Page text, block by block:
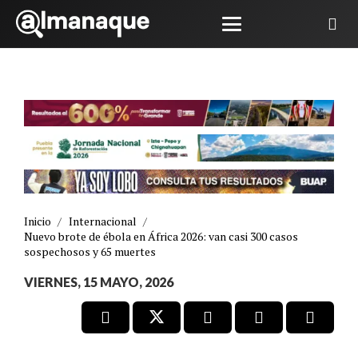
Inicio / Internacional /
Nuevo brote de ébola en África 2026: van casi 300 casos
sospechosos y 65 muertes
VIERNES, 15 MAYO, 2026